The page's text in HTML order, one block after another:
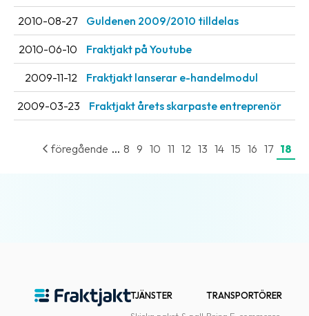
2010-08-27 Guldenen 2009/2010 tilldelas
2010-06-10 Fraktjakt på Youtube
2009-11-12 Fraktjakt lanserar e-handelmodul
2009-03-23 Fraktjakt årets skarpaste entreprenör
föregående ... 8 9 10 11 12 13 14 15 16 17 18
TJÄNSTER
TRANSPORTÖRER